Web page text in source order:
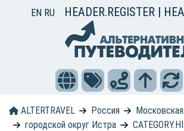
EN RU HEADER.REGISTER |
ALTERTRAVEL Россия
городской округ Истра